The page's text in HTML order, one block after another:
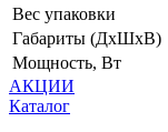
Вес упаковки
Габариты (ДхШхВ)
Мощность, Вт
АКЦИИ
Каталог